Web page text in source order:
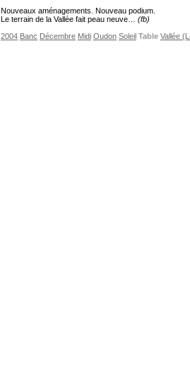
Nouveaux aménagements. Nouveau podium.
Le terrain de la Vallée fait peau neuve… (fb)
2004 Banc Décembre Midi Oudon Soleil Table Vallée